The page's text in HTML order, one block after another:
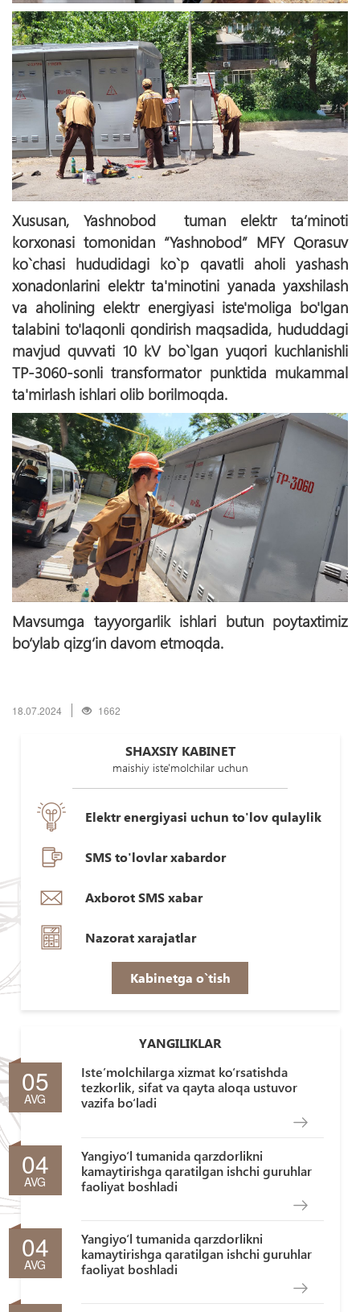
Xususan, Yashnobod tuman elektr ta’minoti
korxonasi tomonidan “Yashnobod” MFY Qorasuv
ko`chasi hududidagi ko`p qavatli aholi yashash
xonadonlarini elektr ta'minotini yanada yaxshilash
va aholining elektr energiyasi iste'moliga bo'lgan
talabini to'laqonli qondirish maqsadida, hududdagi
mavjud quvvati 10 kV bo`lgan yuqori kuchlanishli
TP-3060-sonli transformator punktida mukammal
ta'mirlash ishlari olib borilmoqda.
Mavsumga tayyorgarlik ishlari butun poytaxtimiz
bо‘ylab qizg‘in davom etmoqda.
18.07.2024 1662
SHAXSIY KABINET
maishiy iste'molchilar uchun
Elektr energiyasi uchun to'lov qulaylik
SMS to'lovlar xabardor
Axborot SMS xabar
Nazorat xarajatlar
Kabinetga o`tish
YANGILIKLAR
05
AVG
Iste’molchilarga xizmat ko‘rsatishda
tezkorlik, sifat va qayta aloqa ustuvor
vazifa bo‘ladi
04
AVG
Yangiyo‘l tumanida qarzdorlikni
kamaytirishga qaratilgan ishchi guruhlar
faoliyat boshladi
04
AVG
Yangiyo‘l tumanida qarzdorlikni
kamaytirishga qaratilgan ishchi guruhlar
faoliyat boshladi